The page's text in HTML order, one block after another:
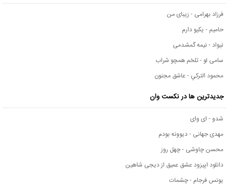
فرزاد بهرامی - زیبای من
حامیم - یکیو دارم
نیواد - نیمه گمشدمی
سامی لو - تلخم همچو شراب
محمود التركي - عاشق مجنون
جدیدترین ها در نکست وان
شدو - ای وای
مهدی جهانی - دیوونه بودم
محسن چاوشی - چهل روز
دانلود اپیزود عشق عمیق از دیجی شاهین
یونس فرجام - چشمات